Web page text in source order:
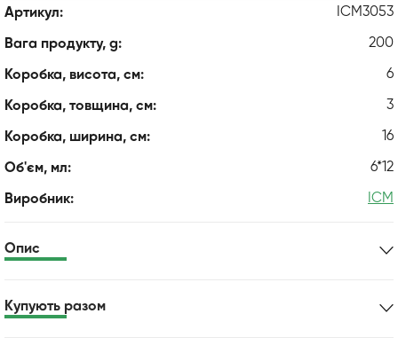
Артикул: ICM3053
Вага продукту, g: 200
Коробка, висота, см: 6
Коробка, товщина, см: 3
Коробка, ширина, см: 16
Об'єм, мл: 6*12
Виробник: ICM
Опис
Купують разом